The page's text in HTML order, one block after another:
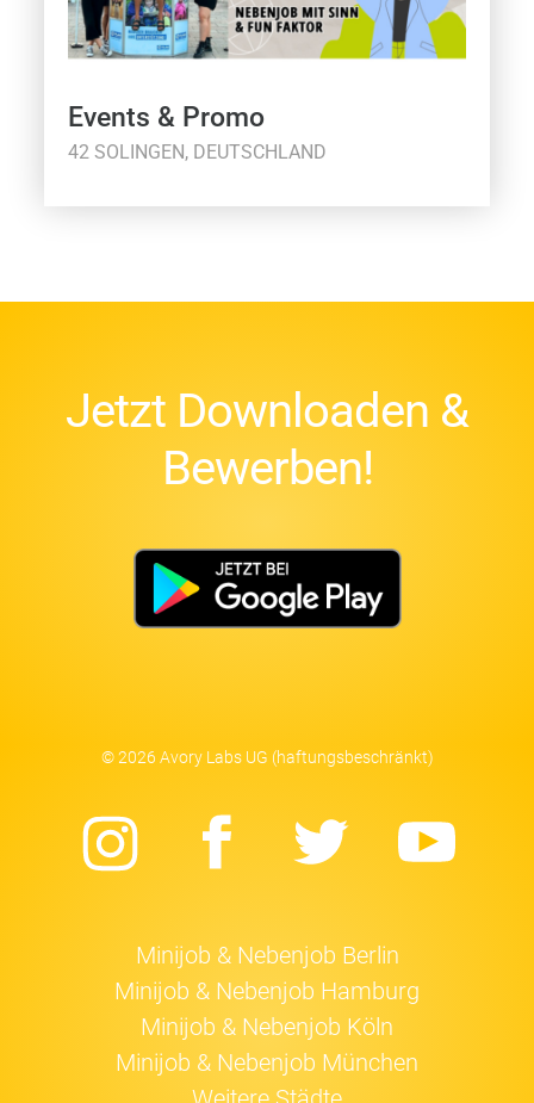
Events & Promo
42 SOLINGEN, DEUTSCHLAND
Jetzt Downloaden &
Bewerben!
© 2026 Avory Labs UG (haftungsbeschränkt)
Instagram
Facebook
Twitter
Minijob & Nebenjob Berlin
Minijob & Nebenjob Hamburg
Minijob & Nebenjob Köln
Minijob & Nebenjob München